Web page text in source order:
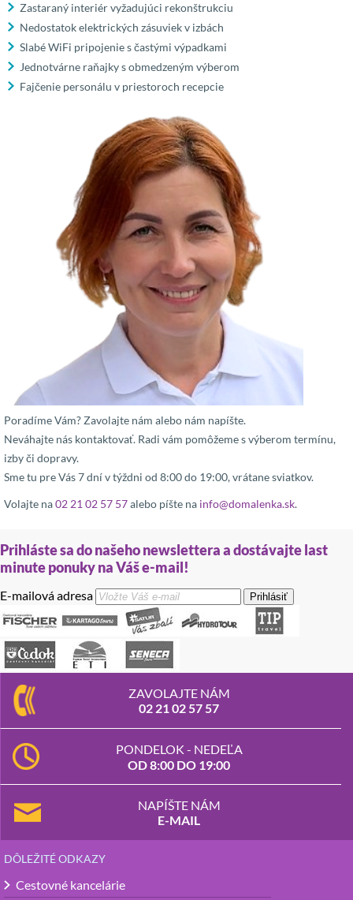
Zastaraný interiér vyžadujúci rekonštrukciu
Nedostatok elektrických zásuviek v izbách
Slabé WiFi pripojenie s častými výpadkami
Jednotvárne raňajky s obmedzeným výberom
Fajčenie personálu v priestoroch recepcie
Poradíme Vám? Zavolajte nám alebo nám napíšte.
Neváhajte nás kontaktovať. Radi vám pomôžeme s výberom termínu,
izby či dopravy.
Sme tu pre Vás 7 dní v týždni od 8:00 do 19:00, vrátane sviatkov.
Volajte na02 21 02 57 57alebo píšte na info@domalenka.sk.
Prihláste sa do našeho newslettera a dostávajte last
minute ponuky na Váš e-mail!
E-mailová adresa Prihlásiť
ZAVOLAJTE NÁM
02 21 02 57 57
PONDELOK - NEDEĽA
OD 8:00 DO 19:00
NAPÍŠTE NÁM
E-MAIL
DÔLEŽITÉ ODKAZY
Cestovné kancelárie